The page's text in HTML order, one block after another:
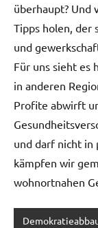
überhaupt? Und
Tipps holen, der
und
Für uns sieht es
in anderen
Profite abwirft
und darf nicht in
kämpfen wir
wohnortnahen